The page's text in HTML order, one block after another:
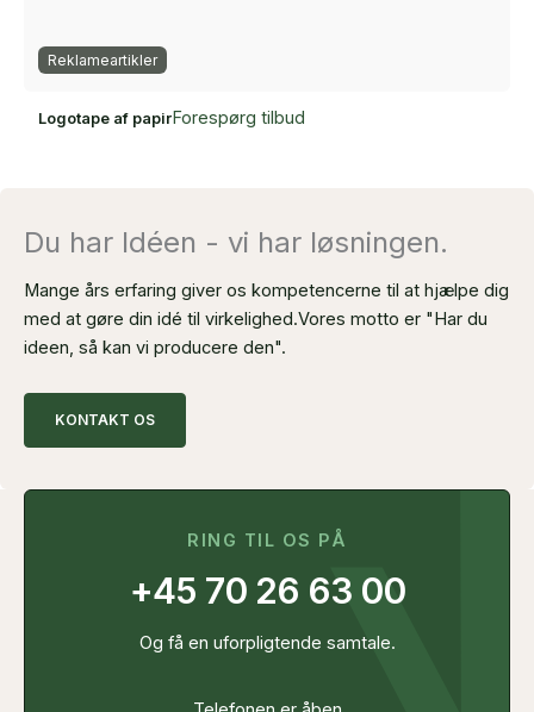
Reklameartikler
Logotape af papirForespørg tilbud
Du har Idéen - vi har løsningen.
Mange års erfaring giver os kompetencerne til at hjælpe dig
med at gøre din idé til virkelighed.Vores motto er "Har du
ideen, så kan vi producere den".
KONTAKT OS
RING TIL OS PÅ
+45 70 26 63 00
Og få en uforpligtende samtale.